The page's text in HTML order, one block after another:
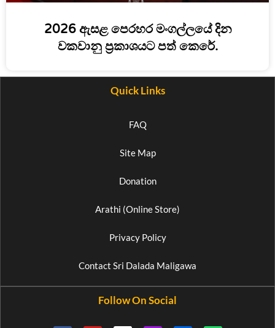
2026 ඇසළ පෙරහර මංගල්ලයේ දින
වකවානු ප්‍රකාශයට පත් කෙරේ.
Quick Links
FAQ
Site Map
Donation
Arathi (Online Store)
Privacy Policy
Contact Sri Dalada Maligawa
Follow On Social